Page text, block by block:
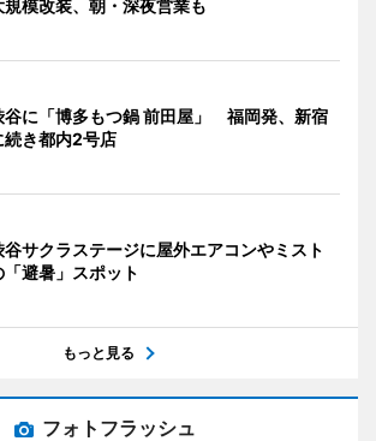
規模改装、朝・深夜営業も
谷に「博多もつ鍋 前田屋」 福岡発、新宿
続き都内2号店
谷サクラステージに屋外エアコンやミスト
「避暑」スポット
もっと見る
フォトフラッシュ